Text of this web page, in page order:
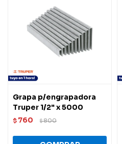
Grapa p/engrapadora
Truper 1/2" x 5000
$ 760 $800